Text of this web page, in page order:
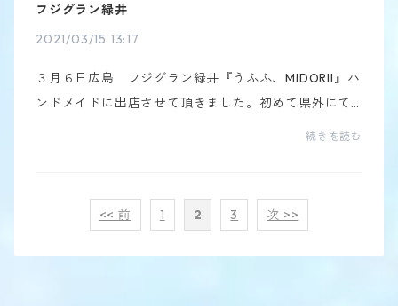
フジグラン緑井
2021/03/15 13:17
３月６日広島 フジグラン緑井『うふふ、MIDORII』ハ
ンドメイドに出店させて頂きました。初めて県外にて
出店が決まって、お客さんが来てくれるのか心配だっ
続きを読む
<< 前 1 2 3 次 >>